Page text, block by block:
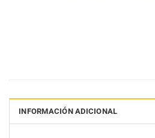
INFORMACIÓN ADICIONAL